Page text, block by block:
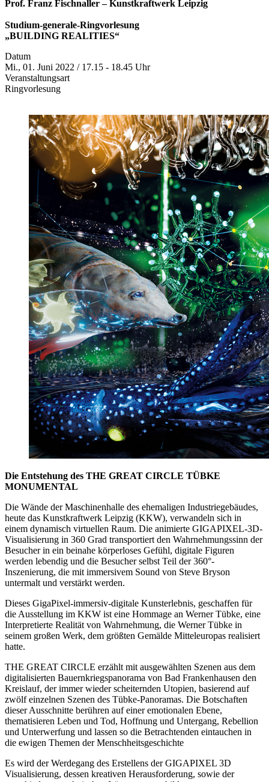
Prof. Franz Fischnaller – Kunstkraftwerk Leipzig
Studium-generale-Ringvorlesung
„BUILDING REALITIES“
Datum
Mi., 01. Juni 2022 / 17.15 - 18.45 Uhr
Veranstaltungsart
Ringvorlesung
Die Entstehung des THE GREAT CIRCLE TÜBKE
MONUMENTAL
Die Wände der Maschinenhalle des ehemaligen Industriegebäudes,
heute das Kunstkraftwerk Leipzig (KKW), verwandeln sich in
einem dynamisch virtuellen Raum. Die animierte GIGAPIXEL-3D-
Visualisierung in 360 Grad transportiert den Wahrnehmungssinn der
Besucher in ein beinahe körperloses Gefühl, digitale Figuren
werden lebendig und die Besucher selbst Teil der 360°-
Inszenierung, die mit immersivem Sound von Steve Bryson
untermalt und verstärkt werden.
Dieses GigaPixel-immersiv-digitale Kunsterlebnis, geschaffen für
die Ausstellung im KKW ist eine Hommage an Werner Tübke, eine
Interpretierte Realität von Wahrnehmung, die Werner Tübke in
seinem großen Werk, dem größten Gemälde Mitteleuropas realisiert
hatte.
THE GREAT CIRCLE erzählt mit ausgewählten Szenen aus dem
digitalisierten Bauernkriegspanorama von Bad Frankenhausen den
Kreislauf, der immer wieder scheiternden Utopien, basierend auf
zwölf einzelnen Szenen des Tübke-Panoramas. Die Botschaften
dieser Ausschnitte berühren auf einer emotionalen Ebene,
thematisieren Leben und Tod, Hoffnung und Untergang, Rebellion
und Unterwerfung und lassen so die Betrachtenden eintauchen in
die ewigen Themen der Menschheitsgeschichte
Es wird der Werdegang des Erstellens der GIGAPIXEL 3D
Visualisierung, dessen kreativen Herausforderung, sowie der